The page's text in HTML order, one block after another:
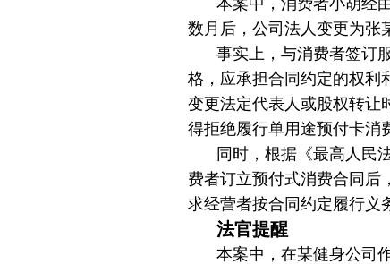
本案中，消费者小胡经
数月后，公司法人变更为张
事实上，与消费者签订
格，应承担合同约定的权利
变更法定代表人或股权转让
得拒绝履行单用途预付卡消
同时，根据《最高人民
费者订立预付式消费合同后
求经营者按合同约定履行义
法官提醒
本案中，在某健身公司